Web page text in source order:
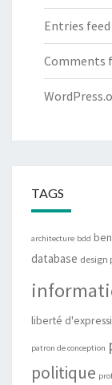
Entries feed
Comments
TAGS
architecture bdd
database design
liberté
patron de conception
politique